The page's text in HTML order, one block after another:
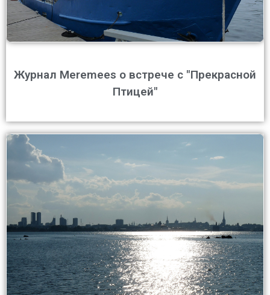
Журнал Meremees о встрече с "Прекрасной
Птицей"